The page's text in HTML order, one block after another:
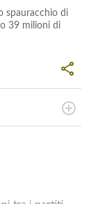
spauracchio di
39 milioni di
è esperto di